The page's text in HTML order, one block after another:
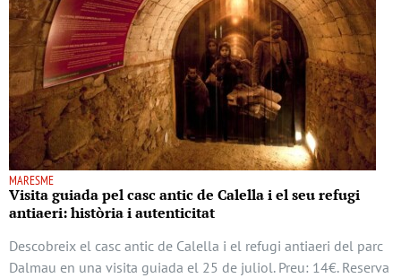
MARESME
Visita guiada pel casc antic de Calella i el seu refugi
antiaeri: història i autenticitat
Descobreix el casc antic de Calella i el refugi antiaeri del parc
Dalmau en una visita guiada el 25 de juliol. Preu: 14€. Reserva